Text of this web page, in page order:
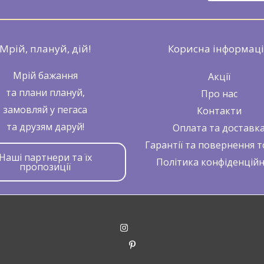
Мрій, плануй, дій!
Мрій бажання
та плани плануй,
замовляй у пегаса
та друзям даруй!
партнери та їх
пропозиції
Корисна
Акції
Про нас
Контакти
Оплата та
Гарантії та повернення
Політика